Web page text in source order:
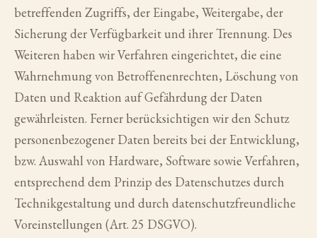
betreffenden Zugriffs, der Eingabe, Weitergabe, der
Sicherung der Verfügbarkeit und ihrer Trennung. Des
Weiteren haben wir Verfahren eingerichtet, die eine
Wahrnehmung von Betroffenenrechten, Löschung von
Daten und Reaktion auf Gefährdung der Daten
gewährleisten. Ferner berücksichtigen wir den Schutz
personenbezogener Daten bereits bei der Entwicklung,
bzw. Auswahl von Hardware, Software sowie Verfahren,
entsprechend dem Prinzip des Datenschutzes durch
Technikgestaltung und durch datenschutzfreundliche
Voreinstellungen (Art. 25 DSGVO).